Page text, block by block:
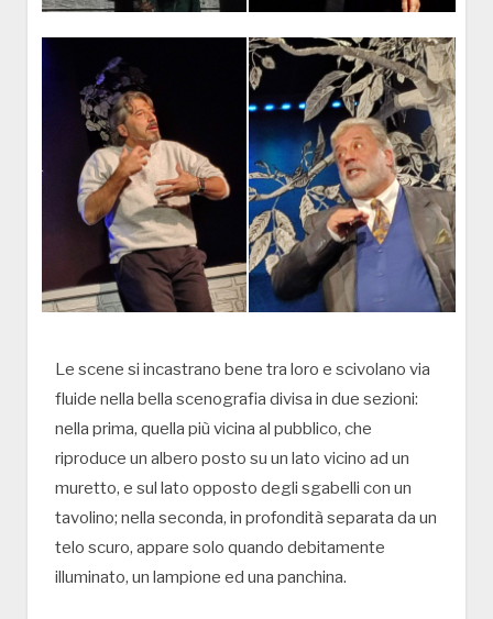
Le scene si incastrano bene tra loro e scivolano via
fluide nella bella scenografia divisa in due sezioni:
nella prima, quella più vicina al pubblico, che
riproduce un albero posto su un lato vicino ad un
muretto, e sul lato opposto degli sgabelli con un
tavolino; nella seconda, in profondità separata da un
telo scuro, appare solo quando debitamente
illuminato, un lampione ed una panchina.